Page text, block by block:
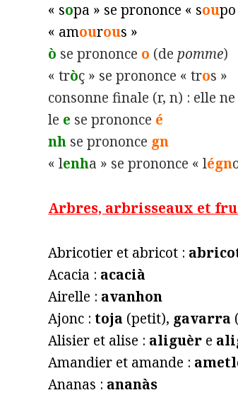
« sopa » se prononce « sou
« amourous »
ò se prononce o (de pomme)
« tròç » se prononce « tros »
consonne finale (r, n) : elle
le e se prononce é
nh se prononce gn
« lenha » se prononce « légn
Arbres, arbrisseaux et
Abricotier et abricot :
Acacia : acacià
Airelle : avanhon
Ajonc : toja (petit), gavarra
Alisier et alise : aliguèr e
Amandier et amande :
Ananas : ananàs